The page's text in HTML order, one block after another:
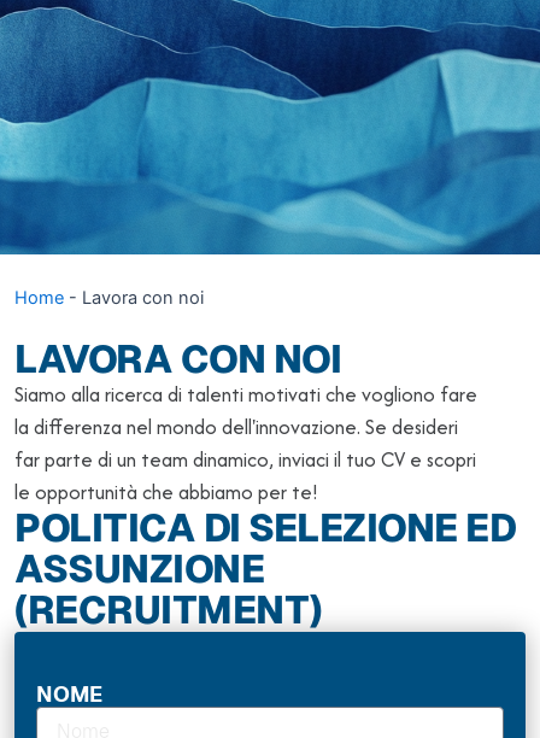
Home - Lavora con noi
LAVORA CON NOI
Siamo alla ricerca di talenti motivati che vogliono fare
la differenza nel mondo dell'innovazione. Se desideri
far parte di un team dinamico, inviaci il tuo CV e scopri
le opportunità che abbiamo per te!
POLITICA DI SELEZIONE ED
ASSUNZIONE
(RECRUITMENT)
NOME